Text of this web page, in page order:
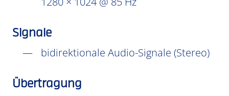
Signale
bidirektionale Audio-Signale (Stereo)
Übertragung